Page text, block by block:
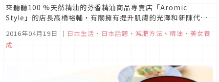
來聽聽100 %天然精油的芬香精油商品專賣店「Aromic
Style」的店長高橋裕輔，有關擁有提升肌膚的光澤和新陳代
法。
2016年04月19日 ｜ 日本生活 、 日本話題 、 減肥方法 、 精油 、 美女養
成